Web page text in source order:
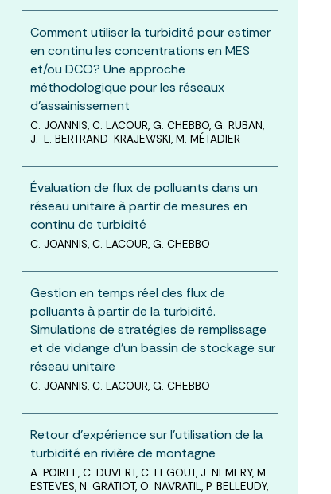
Comment utiliser la turbidité pour estimer
en continu les concentrations en MES
et/ou DCO? Une approche
méthodologique pour les réseaux
d’assainissement
C. JOANNIS, C. LACOUR, G. CHEBBO, G. RUBAN,
J.-L. BERTRAND-KRAJEWSKI, M. MÉTADIER
Évaluation de flux de polluants dans un
réseau unitaire à partir de mesures en
continu de turbidité
C. JOANNIS, C. LACOUR, G. CHEBBO
Gestion en temps réel des flux de
polluants à partir de la turbidité.
Simulations de stratégies de remplissage
et de vidange d’un bassin de stockage sur
réseau unitaire
C. JOANNIS, C. LACOUR, G. CHEBBO
Retour d’expérience sur l’utilisation de la
turbidité en rivière de montagne
A. POIREL, C. DUVERT, C. LEGOUT, J. NEMERY, M.
ESTEVES, N. GRATIOT, O. NAVRATIL, P. BELLEUDY,